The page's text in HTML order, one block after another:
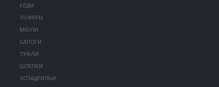
КЕДЫ
ЛОФЕРЫ
МЮЛИ
САПОГИ
ТУФЛИ
ШЛЕПКИ
ЭСПАДРИЛЬИ